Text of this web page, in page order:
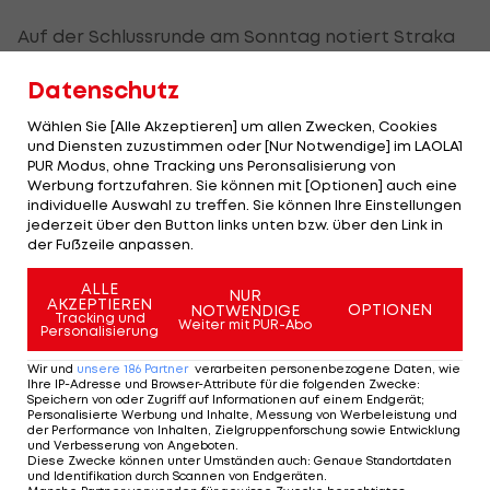
Auf der Schlussrunde am Sonntag notiert Straka
zwei Birdies.
Fitzpatrick mit seiner 2. RBC Heritage-Trophäe
Foto: ©GETTY
Runden der Engländer Matt Fitzpatrick (65-63-68-
70) am ersten Extraloch des Stechens gegen den
US-Amerikaner Scottie Scheffler (68-67-64-67).
Beide notierten nach den vier Runden ein Score
von 266 Strokes (-18).
Fitzpatrick kassiert für den Sieg 3,6 Mio. Dollar
Datenschutz
Wählen Sie [Alle Akzeptieren] um allen Zwecken, Cookies
und Diensten zuzustimmen oder [Nur Notwendige] im LAOLA1
PUR Modus, ohne Tracking uns Peronsalisierung von
Werbung fortzufahren. Sie können mit [Optionen] auch eine
individuelle Auswahl zu treffen. Sie können Ihre Einstellungen
jederzeit über den Button links unten bzw. über den Link in
der Fußzeile anpassen.
ALLE
AKZEPTIEREN
Tracking und
Personalisierung
NUR
NOTWENDIGE
Weiter mit PUR-Abo
OPTIONEN
Wir und unsere 186 Partner verarbeiten personenbezogene Daten, wie
Ihre IP-Adresse und Browser-Attribute für die folgenden Zwecke:
Speichern von oder Zugriff auf Informationen auf einem Endgerät;
Personalisierte Werbung und Inhalte, Messung von Werbeleistung und
der Performance von Inhalten, Zielgruppenforschung sowie Entwicklung
und Verbesserung von Angeboten.
Diese Zwecke können unter Umständen auch: Genaue Standortdaten
und Identifikation durch Scannen von Endgeräten.